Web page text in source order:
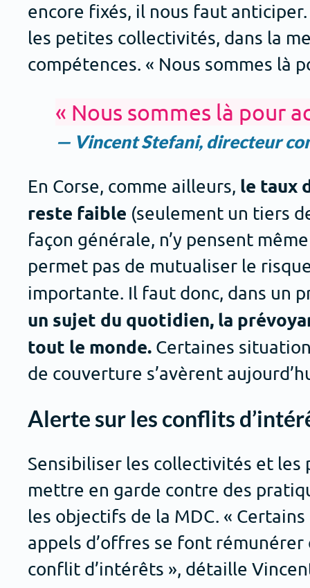
encore fixés, il nous faut
les petites collectivités, dans la
compétences. « Nous sommes là
« Nous sommes là pour
— Vincent Stefani, directeur
En Corse, comme ailleurs, le taux
reste faible (seulement un tiers
façon générale, n’y pensent
permet pas de mutualiser le
importante. Il faut donc, dans un
un sujet du quotidien, la
tout le monde. Certaines
de couverture s’avèrent
Alerte sur les conflits
Sensibiliser les collectivités et les
mettre en garde contre des
les objectifs de la MDC. «
appels d’offres se font
conflit d’intérêts », détaille